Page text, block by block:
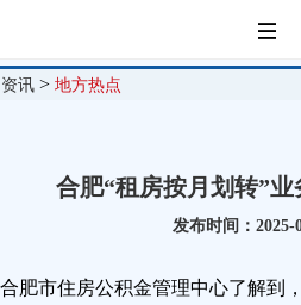
讯 >地方热点
合肥“租房按月划转”
发布时间：
肥市住房公积金管理中心了解到